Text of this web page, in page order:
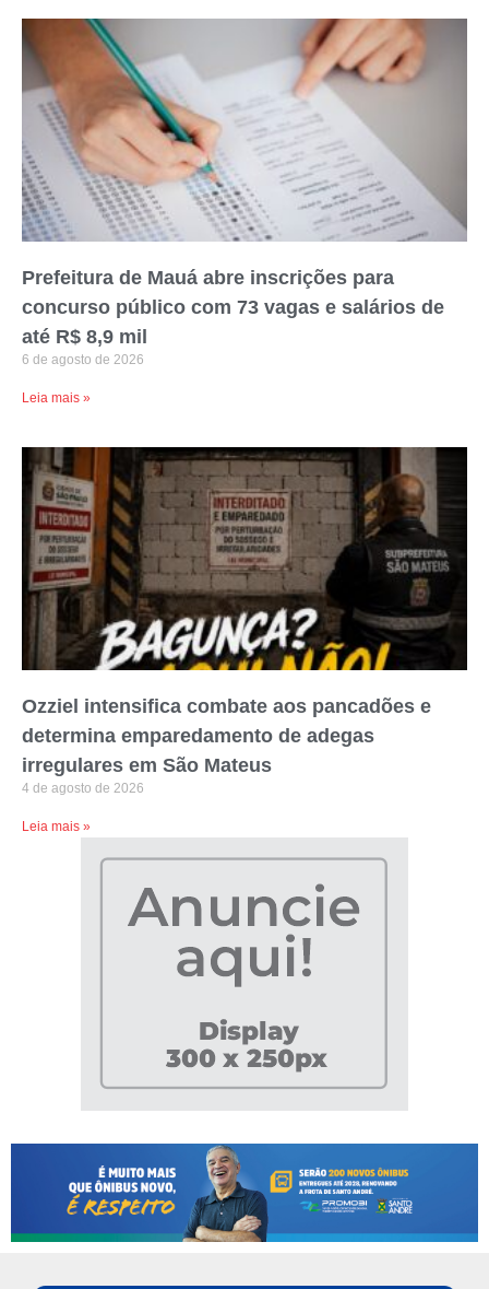
Prefeitura de Mauá abre inscrições para
concurso público com 73 vagas e salários de
até R$ 8,9 mil
6 de agosto de 2026
Leia mais »
Ozziel intensifica combate aos pancadões e
determina emparedamento de adegas
irregulares em São Mateus
4 de agosto de 2026
Leia mais »